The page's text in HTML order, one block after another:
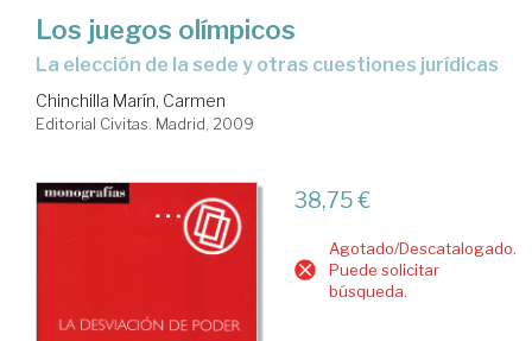
Los juegos olímpicos
la elección de la sede y otras cuestiones jurídicas
Chinchilla Marín, Carmen
Editorial Civitas. Madrid, 2009
38,75 €
Agotado/Descatalogado.
Puede solicitar
búsqueda.